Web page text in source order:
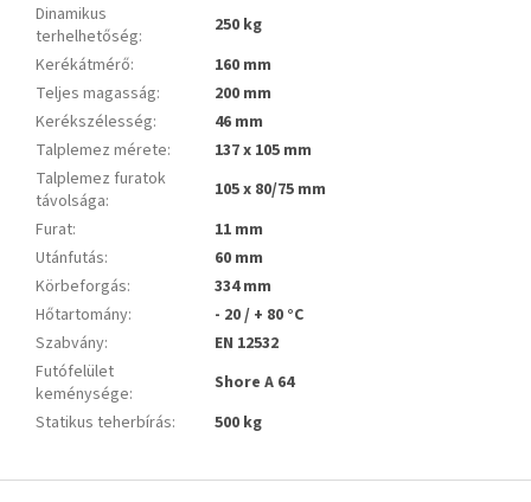
Dinamikus
terhelhetőség:
250 kg
Kerékátmérő:
160 mm
Teljes magasság:
200 mm
Kerékszélesség:
46 mm
Talplemez mérete:
137 x 105 mm
Talplemez furatok
távolsága:
105 x 80/75 mm
Furat:
11 mm
Utánfutás:
60 mm
Körbeforgás:
334 mm
Hőtartomány:
- 20 / + 80 °C
Szabvány:
EN 12532
Futófelület
keménysége:
Shore A 64
Statikus teherbírás: 500 kg